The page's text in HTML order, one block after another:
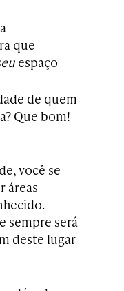
que
espaço
de quem
Que bom!
você se
áreas
sempre será
deste lugar